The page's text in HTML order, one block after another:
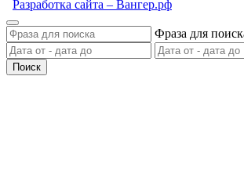
Разработка сайта – Вангер.рф
Фраза для
Поиск